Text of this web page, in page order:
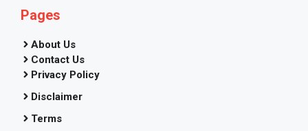
Pages
About Us
Contact Us
Privacy Policy
Disclaimer
Terms